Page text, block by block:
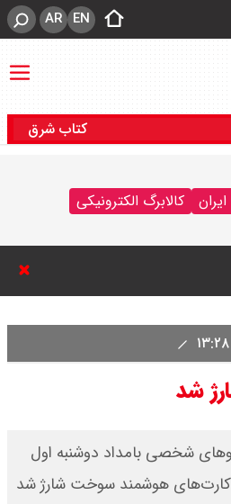
EN
AR
کتاب شرق
کالابرگ الکترونیکی
و عراق، پروژه کاهش وابستگی
هرمز را کلید زدند + جزییات
شد
شخصی بامداد دوشنبه اول
کارت‌های هوشمند سوخت شارژ شد